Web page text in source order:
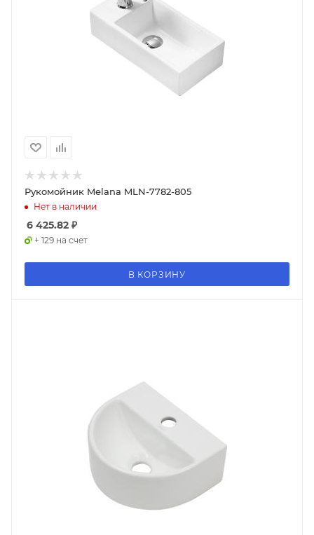
Рукомойник Melana MLN-7782-805
Нет в наличии
6 425.82 ₽
+ 129 на счет
В КОРЗИНУ